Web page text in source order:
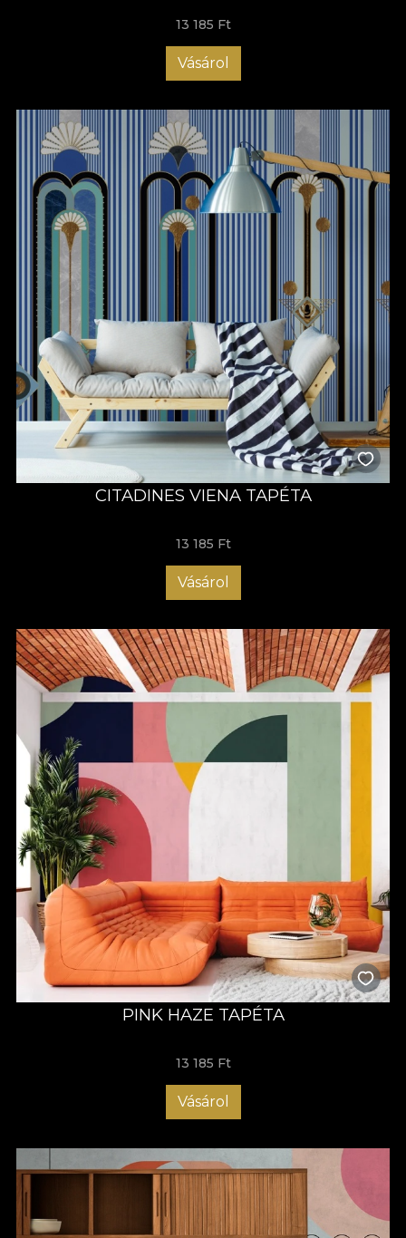
13 185 Ft
Vásárol
CITADINES VIENA TAPÉTA
13 185 Ft
Vásárol
PINK HAZE TAPÉTA
13 185 Ft
Vásárol